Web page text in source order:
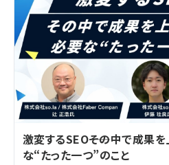
激変するSEO――その中で成果
な“たった一つ”のこと